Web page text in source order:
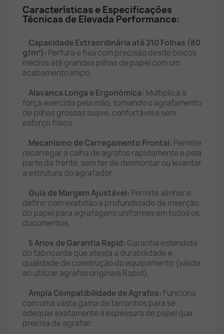
Características e Especificações
Técnicas de Elevada Performance:
Capacidade Extraordinária até 210 Folhas (80
g/m²): Perfura e fixa com precisão desde blocos
médios até grandes pilhas de papel com um
acabamento limpo.
Alavanca Longa e Ergonómica: Multiplica a
força exercida pela mão, tornando o agrafamento
de pilhas grossas suave, confortável e sem
esforço físico.
Mecanismo de Carregamento Frontal: Permite
recarregar a calha de agrafos rapidamente e pela
parte da frente, sem ter de desmontar ou levantar
a estrutura do agrafador.
Guia de Margem Ajustável: Permite alinhar e
definir com exatidão a profundidade de inserção
do papel para agrafagens uniformes em todos os
documentos.
5 Anos de Garantia Rapid: Garantia estendida
do fabricante que atesta a durabilidade e
qualidade de construção do equipamento (válida
ao utilizar agrafos originais Rapid).
Ampla Compatibilidade de Agrafos: Funciona
com uma vasta gama de tamanhos para se
adequar exatamente à espessura de papel que
precisa de agrafar: